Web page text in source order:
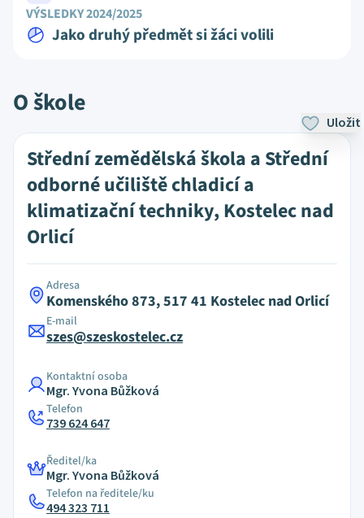
VÝSLEDKY 2024/2025
Jako druhý předmět si žáci volili
O škole
Uložit
Střední zemědělská škola a Střední
odborné učiliště chladicí a
klimatizační techniky, Kostelec nad
Orlicí
Adresa
Komenského 873, 517 41 Kostelec nad Orlicí
E-mail
szes@szeskostelec.cz
Kontaktní osoba
Mgr. Yvona Bůžková
Telefon
739 624 647
Ředitel/ka
Mgr. Yvona Bůžková
Telefon na ředitele/ku
494 323 711